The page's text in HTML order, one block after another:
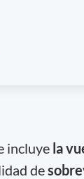
incluyela
de